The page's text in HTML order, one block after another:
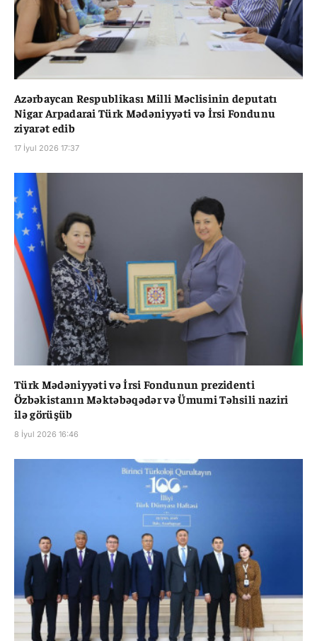
Azərbaycan Respublikası Milli Məclisinin deputatı
Nigar Arpadarai Türk Mədəniyyəti və İrsi Fondunu
ziyarət edib
17 İyul 2026 17:37
Türk Mədəniyyəti və İrsi Fondunun prezidenti
Özbəkistanın Məktəbəqədər və Ümumi Təhsili naziri
ilə görüşüb
8 İyul 2026 16:46